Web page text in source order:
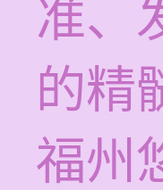
准、
的精
福州